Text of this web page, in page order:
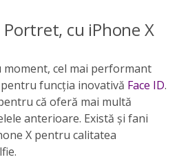
cu iPhone X
moment, cel mai performant
funcția inovativă Face ID.
că oferă mai multă
anterioare. Există și fani
X pentru calitatea